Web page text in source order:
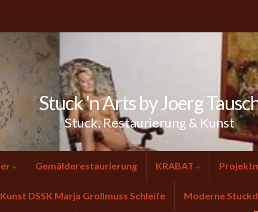
Stuck 'n Arts by Joerg
Stuck, Restaurierung & Kunst
Gemälderestaurierung KRABAT
DSSK Marja Grollmuss Schleife Moderne